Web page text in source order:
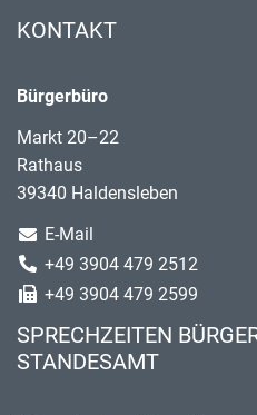
KONTAKT
Bürgerbüro
Markt 20–22
Rathaus
39340 Haldensleben
E-Mail
+49 3904 479 2512
+49 3904 479 2599
SPRECHZEITEN
STANDESAMT